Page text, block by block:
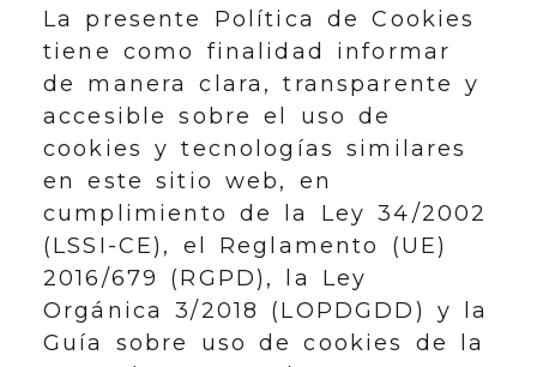
La presente Política de Cookies
tiene como finalidad informar
de manera clara, transparente y
accesible sobre el uso de
cookies y tecnologías similares
en este sitio web, en
cumplimiento de la Ley 34/2002
(LSSI-CE), el Reglamento (UE)
2016/679 (RGPD), la Ley
Orgánica 3/2018 (LOPDGDD) y la
Guía sobre uso de cookies de la